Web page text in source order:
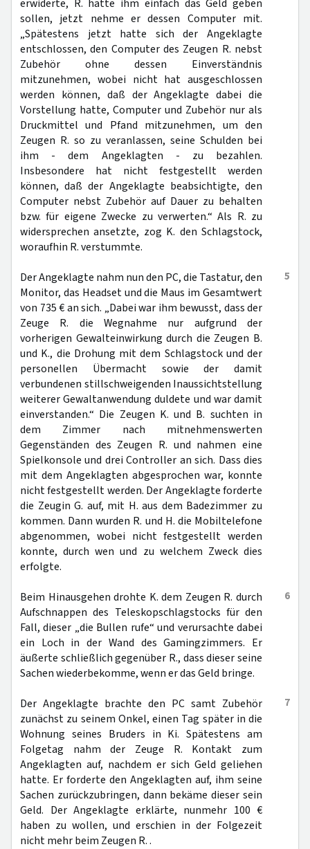
erwiderte, R. hätte ihm einfach das Geld geben
sollen, jetzt nehme er dessen Computer mit.
„Spätestens jetzt hatte sich der Angeklagte
entschlossen, den Computer des Zeugen R. nebst
Zubehör ohne dessen Einverständnis
mitzunehmen, wobei nicht hat ausgeschlossen
werden können, daß der Angeklagte dabei die
Vorstellung hatte, Computer und Zubehör nur als
Druckmittel und Pfand mitzunehmen, um den
Zeugen R. so zu veranlassen, seine Schulden bei
ihm - dem Angeklagten - zu bezahlen.
Insbesondere hat nicht festgestellt werden
können, daß der Angeklagte beabsichtigte, den
Computer nebst Zubehör auf Dauer zu behalten
bzw. für eigene Zwecke zu verwerten.“ Als R. zu
widersprechen ansetzte, zog K. den Schlagstock,
woraufhin R. verstummte.
5
Der Angeklagte nahm nun den PC, die Tastatur, den
Monitor, das Headset und die Maus im Gesamtwert
von 735 € an sich. „Dabei war ihm bewusst, dass der
Zeuge R. die Wegnahme nur aufgrund der
vorherigen Gewalteinwirkung durch die Zeugen B.
und K., die Drohung mit dem Schlagstock und der
personellen Übermacht sowie der damit
verbundenen stillschweigenden Inaussichtstellung
weiterer Gewaltanwendung duldete und war damit
einverstanden.“ Die Zeugen K. und B. suchten in
dem Zimmer nach mitnehmenswerten
Gegenständen des Zeugen R. und nahmen eine
Spielkonsole und drei Controller an sich. Dass dies
mit dem Angeklagten abgesprochen war, konnte
nicht festgestellt werden. Der Angeklagte forderte
die Zeugin G. auf, mit H. aus dem Badezimmer zu
kommen. Dann wurden R. und H. die Mobiltelefone
abgenommen, wobei nicht festgestellt werden
konnte, durch wen und zu welchem Zweck dies
erfolgte.
6
Beim Hinausgehen drohte K. dem Zeugen R. durch
Aufschnappen des Teleskopschlagstocks für den
Fall, dieser „die Bullen rufe“ und verursachte dabei
ein Loch in der Wand des Gamingzimmers. Er
äußerte schließlich gegenüber R., dass dieser seine
Sachen wiederbekomme, wenn er das Geld bringe.
7
Der Angeklagte brachte den PC samt Zubehör
zunächst zu seinem Onkel, einen Tag später in die
Wohnung seines Bruders in Ki. Spätestens am
Folgetag nahm der Zeuge R. Kontakt zum
Angeklagten auf, nachdem er sich Geld geliehen
hatte. Er forderte den Angeklagten auf, ihm seine
Sachen zurückzubringen, dann bekäme dieser sein
Geld. Der Angeklagte erklärte, nunmehr 100 €
haben zu wollen, und erschien in der Folgezeit
nicht mehr beim Zeugen R. .